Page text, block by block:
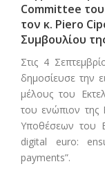
Committee
τον κ. Piero
Συμβουλίου
Στις 4
δημοσίευσε την
μέλους του
του ενώπιον της
Υποθέσεων του
digital euro:
payments”.